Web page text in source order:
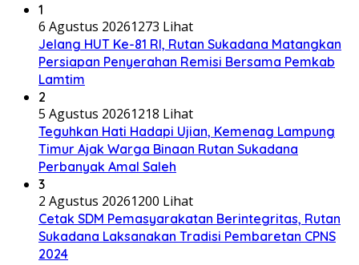
1
6 Agustus 20261273 Lihat
Jelang HUT Ke-81 RI, Rutan Sukadana Matangkan
Persiapan Penyerahan Remisi Bersama Pemkab
Lamtim
2
5 Agustus 20261218 Lihat
Teguhkan Hati Hadapi Ujian, Kemenag Lampung
Timur Ajak Warga Binaan Rutan Sukadana
Perbanyak Amal Saleh
3
2 Agustus 20261200 Lihat
Cetak SDM Pemasyarakatan Berintegritas, Rutan
Sukadana Laksanakan Tradisi Pembaretan CPNS
2024